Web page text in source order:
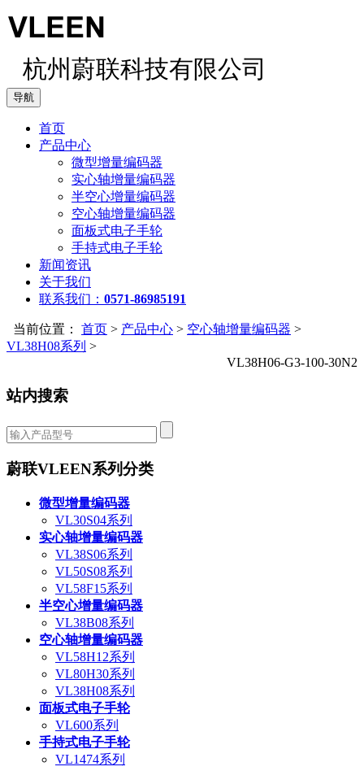
杭州蔚联科技有限公司
导航
首页
产品中心
微型增量编码器
实心轴增量编码器
半空心增量编码器
空心轴增量编码器
面板式电子手轮
手持式电子手轮
新闻资讯
关于我们
联系我们： 0571-86985191
当前位置： 首页 > 产品中心 > 空心轴增量编码器 >
VL38H08系列 >
VL38H06-G3-100-30N2
站内搜索
蔚联VLEEN系列分类
微型增量编码器
VL30S04系列
实心轴增量编码器
VL38S06系列
VL50S08系列
VL58F15系列
半空心增量编码器
VL38B08系列
空心轴增量编码器
VL58H12系列
VL80H30系列
VL38H08系列
面板式电子手轮
VL600系列
手持式电子手轮
VL1474系列